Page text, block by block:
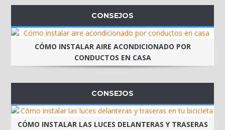
CONSEJOS
CÓMO INSTALAR AIRE ACONDICIONADO POR
CONDUCTOS EN CASA
CONSEJOS
CÓMO INSTALAR LAS LUCES DELANTERAS Y TRASERAS